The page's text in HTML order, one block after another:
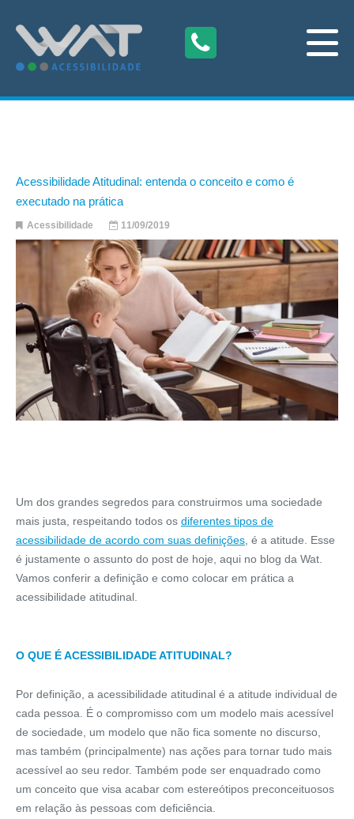
Acessibilidade Atitudinal: entenda o conceito e como é
executado na prática
Acessibilidade 11/09/2019
Um dos grandes segredos para construirmos uma sociedade
mais justa, respeitando todos os diferentes tipos de
acessibilidade de acordo com suas definições , é a atitude. Esse
é justamente o assunto do post de hoje, aqui no blog da Wat.
Vamos conferir a definição e como colocar em prática a
acessibilidade atitudinal.
O QUE É ACESSIBILIDADE ATITUDINAL?
Por definição, a acessibilidade atitudinal é a atitude individual de
cada pessoa. É o compromisso com um modelo mais acessível
de sociedade, um modelo que não fica somente no discurso,
mas também (principalmente) nas ações para tornar tudo mais
acessível ao seu redor. Também pode ser enquadrado como
um conceito que visa acabar com estereótipos preconceituosos
em relação às pessoas com deficiência.